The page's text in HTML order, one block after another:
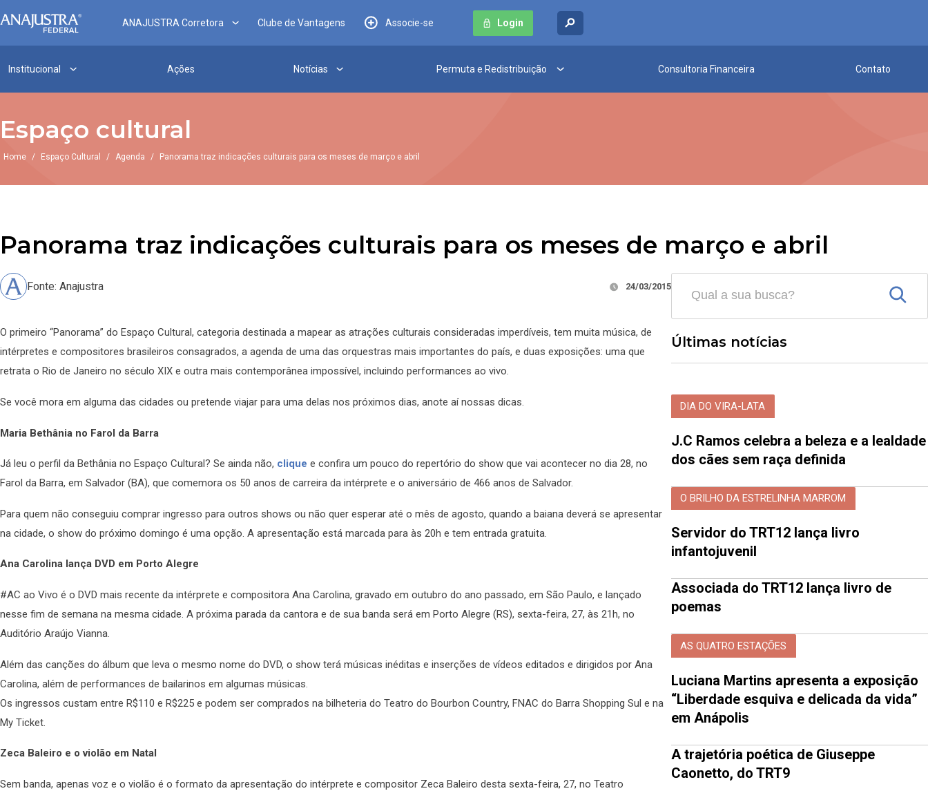
ANAJUSTRA Corretora Clube de Vantagens Associe-se Login
Institucional Ações Notícias Permuta e Redistribuição Consultoria Financeira Contato
Espaço cultural
Home / Espaço Cultural / Agenda / Panorama traz indicações culturais para os meses de março e abril
Panorama traz indicações culturais para os meses de março e abril
Fonte: Anajustra 24/03/2015
O primeiro “Panorama” do Espaço Cultural, categoria destinada a mapear as atrações culturais consideradas imperdíveis, tem muita música, de
intérpretes e compositores brasileiros consagrados, a agenda de uma das orquestras mais importantes do país, e duas exposições: uma que
retrata o Rio de Janeiro no século XIX e outra mais contemporânea impossível, incluindo performances ao vivo.
Se você mora em alguma das cidades ou pretende viajar para uma delas nos próximos dias, anote aí nossas dicas.
Maria Bethânia no Farol da Barra
Já leu o perfil da Bethânia no Espaço Cultural? Se ainda não, clique e confira um pouco do repertório do show que vai acontecer no dia 28, no
Farol da Barra, em Salvador (BA), que comemora os 50 anos de carreira da intérprete e o aniversário de 466 anos de Salvador.
Para quem não conseguiu comprar ingresso para outros shows ou não quer esperar até o mês de agosto, quando a baiana deverá se apresentar
na cidade, o show do próximo domingo é uma opção. A apresentação está marcada para às 20h e tem entrada gratuita.
Ana Carolina lança DVD em Porto Alegre
#AC ao Vivo é o DVD mais recente da intérprete e compositora Ana Carolina, gravado em outubro do ano passado, em São Paulo, e lançado
nesse fim de semana na mesma cidade. A próxima parada da cantora e de sua banda será em Porto Alegre (RS), sexta-feira, 27, às 21h, no
Auditório Araújo Vianna.
Além das canções do álbum que leva o mesmo nome do DVD, o show terá músicas inéditas e inserções de vídeos editados e dirigidos por Ana
Carolina, além de performances de bailarinos em algumas músicas.
Os ingressos custam entre R$110 e R$225 e podem ser comprados na bilheteria do Teatro do Bourbon Country, FNAC do Barra Shopping Sul e na
My Ticket.
Zeca Baleiro e o violão em Natal
Sem banda, apenas voz e o violão é o formato da apresentação do intérprete e compositor Zeca Baleiro desta sexta-feira, 27, no Teatro
Últimas notícias
DIA DO VIRA-LATA
J.C Ramos celebra a beleza e a lealdade
dos cães sem raça definida
O BRILHO DA ESTRELINHA MARROM
Servidor do TRT12 lança livro
infantojuvenil
Associada do TRT12 lança livro de
poemas
AS QUATRO ESTAÇÕES
Luciana Martins apresenta a exposição
“Liberdade esquiva e delicada da vida”
em Anápolis
A trajetória poética de Giuseppe
Caonetto, do TRT9